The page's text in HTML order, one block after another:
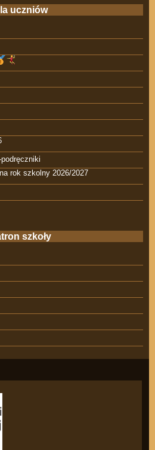
uczniów
podręczniki
rok szkolny 2026/2027
szkoły